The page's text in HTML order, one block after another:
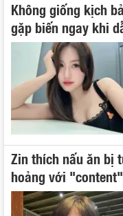
Không giống kịch
gặp biến ngay khi
Zin thích nấu ăn bị
hoảng với